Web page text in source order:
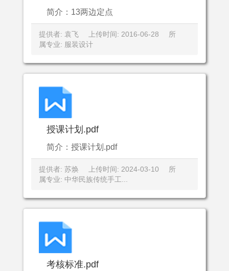
简介：13两边定点
提供者: 袁飞 上传时间: 2016-06-28
所
属专业: 服装设计
授课计划.pdf
简介：授课计划.pdf
提供者: 苏焕 上传时间: 2024-03-10
所
属专业: 中华民族传统手工...
考核标准.pdf